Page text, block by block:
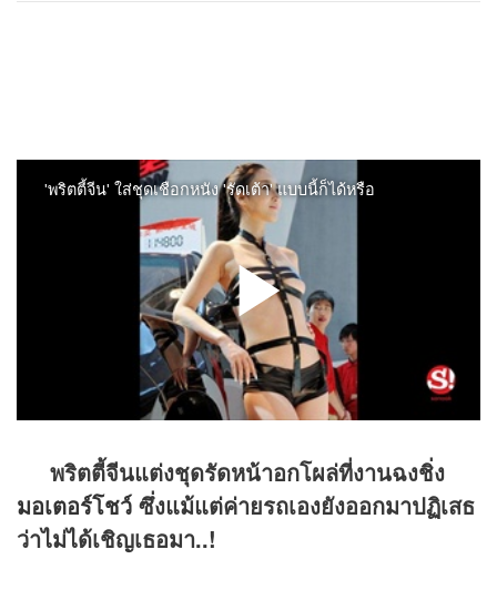
พริตตี้จีนแต่งชุดรัดหน้าอกโผล่ที่งานฉงชิ่ง
มอเตอร์โชว์ ซึ่งแม้แต่ค่ายรถเองยังออกมาปฏิเสธ
ว่าไม่ได้เชิญเธอมา..!